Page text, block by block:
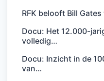
RFK belooft Bill
Docu: Het 12.000-
volledig…
Docu: Inzicht in de
van…